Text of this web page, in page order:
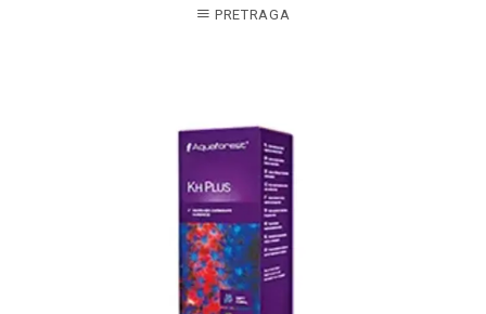
PRETRAGA